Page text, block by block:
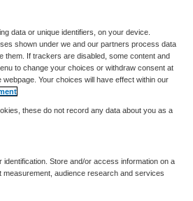
het
1280 keer gelezen
data or unique identifiers, on your device.
shown under we and our partners process data
them. If trackers are disabled, some content and
to change your choices or withdraw consent at
Your choices will have effect within our
these do not record any data about you as a
Store and/or access information on a
audience research and services